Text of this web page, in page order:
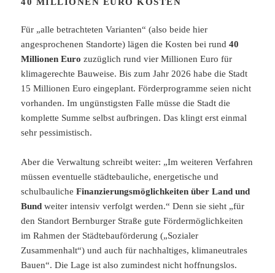
40 MILLIONEN EURO KOSTEN
Für „alle betrachteten Varianten“ (also beide hier
angesprochenen Standorte) lägen die Kosten bei rund40
Millionen Euro zuzüglich rund vier Millionen Euro für
klimagerechte Bauweise. Bis zum Jahr 2026 habe die Stadt
15 Millionen Euro eingeplant. Förderprogramme seien nicht
vorhanden. Im ungünstigsten Falle müsse die Stadt die
komplette Summe selbst aufbringen. Das klingt erst einmal
sehr pessimistisch.
Aber die Verwaltung schreibt weiter: „Im weiteren Verfahren
müssen eventuelle städtebauliche, energetische und
schulbaulicheFinanzierungsmöglichkeiten über Land und
Bundweiter intensiv verfolgt werden.“ Denn sie sieht „für
den Standort Bernburger Straße gute Fördermöglichkeiten
im Rahmen der Städtebauförderung („Sozialer
Zusammenhalt“) und auch für nachhaltiges, klimaneutrales
Bauen“. Die Lage ist also zumindest nicht hoffnungslos.